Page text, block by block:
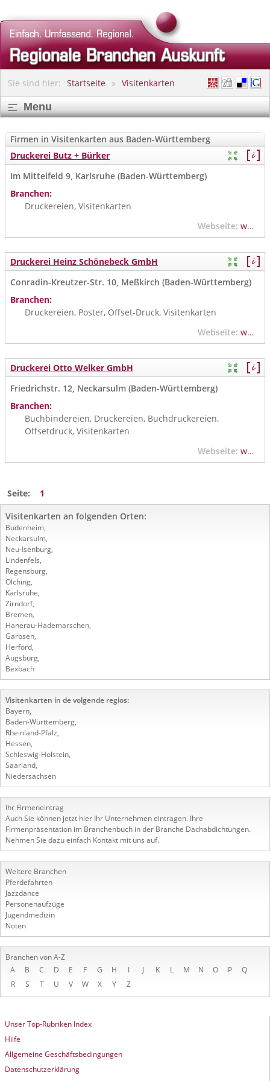
Sie sind hier: Startseite Visitenkarten
Menu
Firmen in Visitenkarten aus Baden-Württemberg
Druckerei Butz + Bürker
Im Mittelfeld 9, Karlsruhe (Baden-Württemberg)
Branchen:
Druckereien, Visitenkarten
Webseite: www.butz-buerker.de
Druckerei Heinz Schönebeck GmbH
Conradin-Kreutzer-Str. 10, Meßkirch (Baden-Württemberg)
Branchen:
Druckereien, Poster, Offset-Druck, Visitenkarten
Webseite: www.schoenebeck-druck.de
Druckerei Otto Welker GmbH
Friedrichstr. 12, Neckarsulm (Baden-Württemberg)
Branchen:
Buchbindereien, Druckereien, Buchdruckereien,
Offsetdruck, Visitenkarten
Webseite: www.welker-druck.de
Seite:
1
Visitenkarten an folgenden Orten:
Budenheim,
Neckarsulm,
Neu-Isenburg,
Lindenfels,
Regensburg,
Olching,
Karlsruhe,
Zirndorf,
Bremen,
Hanerau-Hademarschen,
Garbsen,
Herford,
Augsburg,
Bexbach
Visitenkarten in de volgende regios:
Bayern,
Baden-Württemberg,
Rheinland-Pfalz,
Hessen,
Schleswig-Holstein,
Saarland,
Niedersachsen
Ihr Firmeneintrag
Auch Sie können jetzt hier Ihr Unternehmen eintragen. Ihre
Firmenpräsentation im Branchenbuch in der Branche Dachabdichtungen.
Nehmen Sie dazu einfach Kontakt mit uns auf.
Weitere Branchen
Pferdefahrten
Jazzdance
Personenaufzüge
Jugendmedizin
Noten
Branchen von A-Z
A
B C D E F G H I J K L M N O P
Q
R
S T U V W X Y Z
Unser Top-Rubriken Index
Hilfe
Allgemeine Geschäftsbedingungen
Datenschutzerklärung